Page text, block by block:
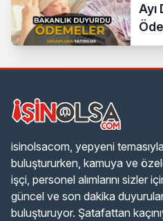
Ayı
Bin
isinolsacom, yepyeni
buluştururken, kamuya ve
işçi, personel alımlarını sizler
güncel ve son dakika
buluşturuyor. Şatafattan